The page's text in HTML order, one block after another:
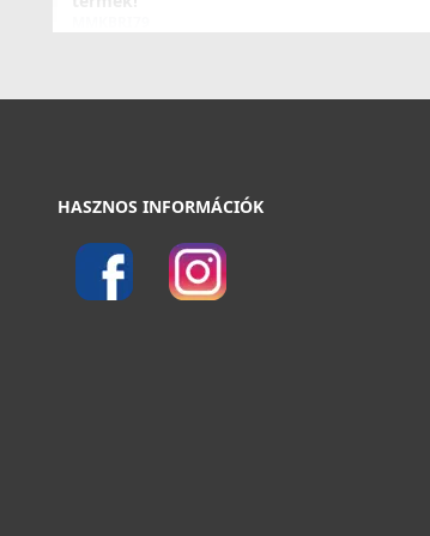
ELLECI - Mosogatótálca Best 450 K96
LKB45096
99 990 Ft
HASZNOS INFORMÁCIÓK